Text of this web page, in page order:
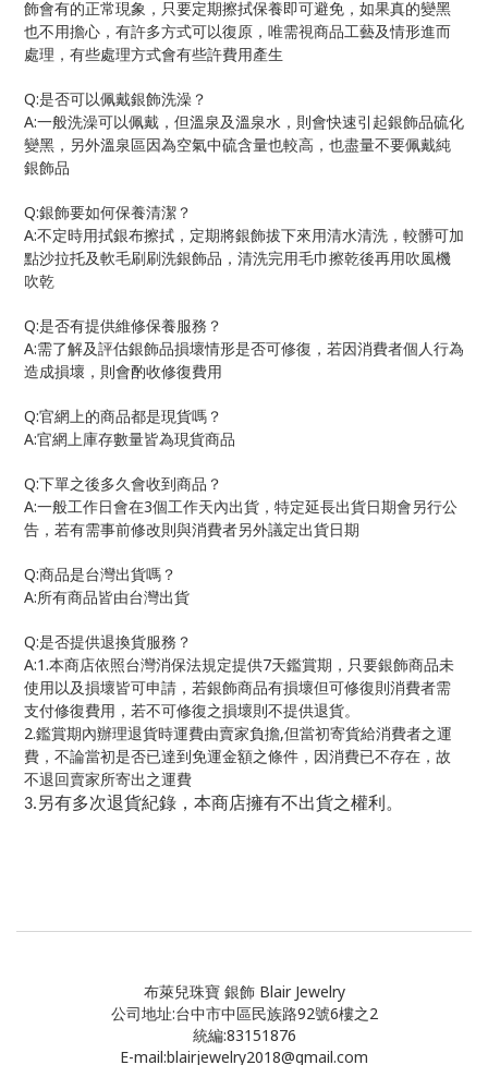
飾會有的正常現象，只要定期擦拭保養即可避免，如果真的變黑
也不用擔心，有許多方式可以復原，唯需視商品工藝及情形進而
處理，有些處理方式會有些許費用產生
Q:是否可以佩戴銀飾洗澡？
A:一般洗澡可以佩戴，但溫泉及溫泉水，則會快速引起銀飾品硫化
變黑，另外溫泉區因為空氣中硫含量也較高，也盡量不要佩戴純
銀飾品
Q:銀飾要如何保養清潔？
A:不定時用拭銀布擦拭，定期將銀飾拔下來用清水清洗，較髒可加
點沙拉托及軟毛刷刷洗銀飾品，清洗完用毛巾擦乾後再用吹風機
吹乾
Q:是否有提供維修保養服務？
A:需了解及評估銀飾品損壞情形是否可修復，若因消費者個人行為
造成損壞，則會酌收修復費用
Q:官網上的商品都是現貨嗎？
A:官網上庫存數量皆為現貨商品
Q:下單之後多久會收到商品？
A:一般工作日會在3個工作天內出貨，特定延長出貨日期會另行公
告，若有需事前修改則與消費者另外議定出貨日期
Q:商品是台灣出貨嗎？
A:所有商品皆由台灣出貨
Q:是否提供退換貨服務？
A:1.本商店依照台灣消保法規定提供7天鑑賞期，只要銀飾商品未
使用以及損壞皆可申請，若銀飾商品有損壞但可修復則消費者需
支付修復費用，若不可修復之損壞則不提供退貨。
2.鑑賞期內辦理退貨時運費由賣家負擔,但當初寄貨給消費者之運
費，不論當初是否已達到免運金額之條件，因消費已不存在，故
不退回賣家所寄出之運費
3.另有多次退貨紀錄，本商店擁有不出貨之權利。
布萊兒珠寶 銀飾 Blair Jewelry
公司地址:台中市中區民族路92號6樓之2
統編:83151876
E-mail:blairjewelry2018@gmail.com